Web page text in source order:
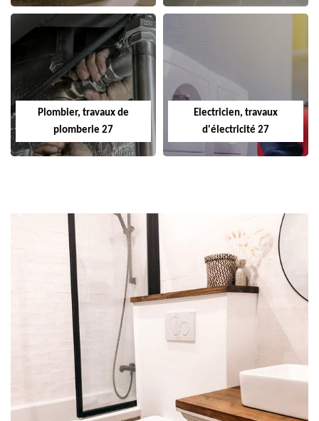
Plombier, travaux de
plomberie 27
Electricien, travaux
d'électricité 27